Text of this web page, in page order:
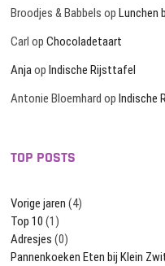
Broodjes & Babbels opLunchen
Carl opChocoladetaart
AnjaopIndische Rijsttafel
Antonie Bloemhard opIndische
TOP POSTS
Vorige jaren (4)
Top 10 (1)
Adresjes (0)
Pannenkoeken Eten bij Klein